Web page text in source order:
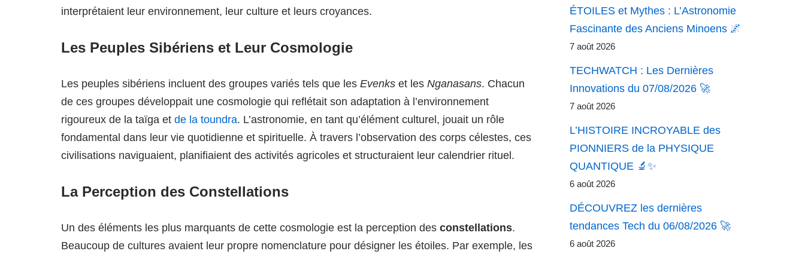
interprétaient leur environnement, leur culture et leurs croyances.
Les Peuples Sibériens et Leur Cosmologie
Les peuples sibériens incluent des groupes variés tels que les Evenks et les Nganasans. Chacun
de ces groupes développait une cosmologie qui reflétait son adaptation à l’environnement
rigoureux de la taïga et de la toundra. L’astronomie, en tant qu’élément culturel, jouait un rôle
fondamental dans leur vie quotidienne et spirituelle. À travers l’observation des corps célestes, ces
civilisations naviguaient, planifiaient des activités agricoles et structuraient leur calendrier rituel.
La Perception des Constellations
Un des éléments les plus marquants de cette cosmologie est la perception des constellations.
Beaucoup de cultures avaient leur propre nomenclature pour désigner les étoiles. Par exemple, les
ÉTOILES et Mythes : L’Astronomie
Fascinante des Anciens Minoens 🌌
7 août 2026
TECHWATCH : Les Dernières
Innovations du 07/08/2026 🚀
7 août 2026
L’HISTOIRE INCROYABLE des
PIONNIERS de la PHYSIQUE
QUANTIQUE 🔬✨
6 août 2026
DÉCOUVREZ les dernières
tendances Tech du 06/08/2026 🚀
6 août 2026